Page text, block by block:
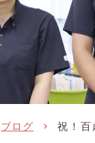
ブログ 祝！